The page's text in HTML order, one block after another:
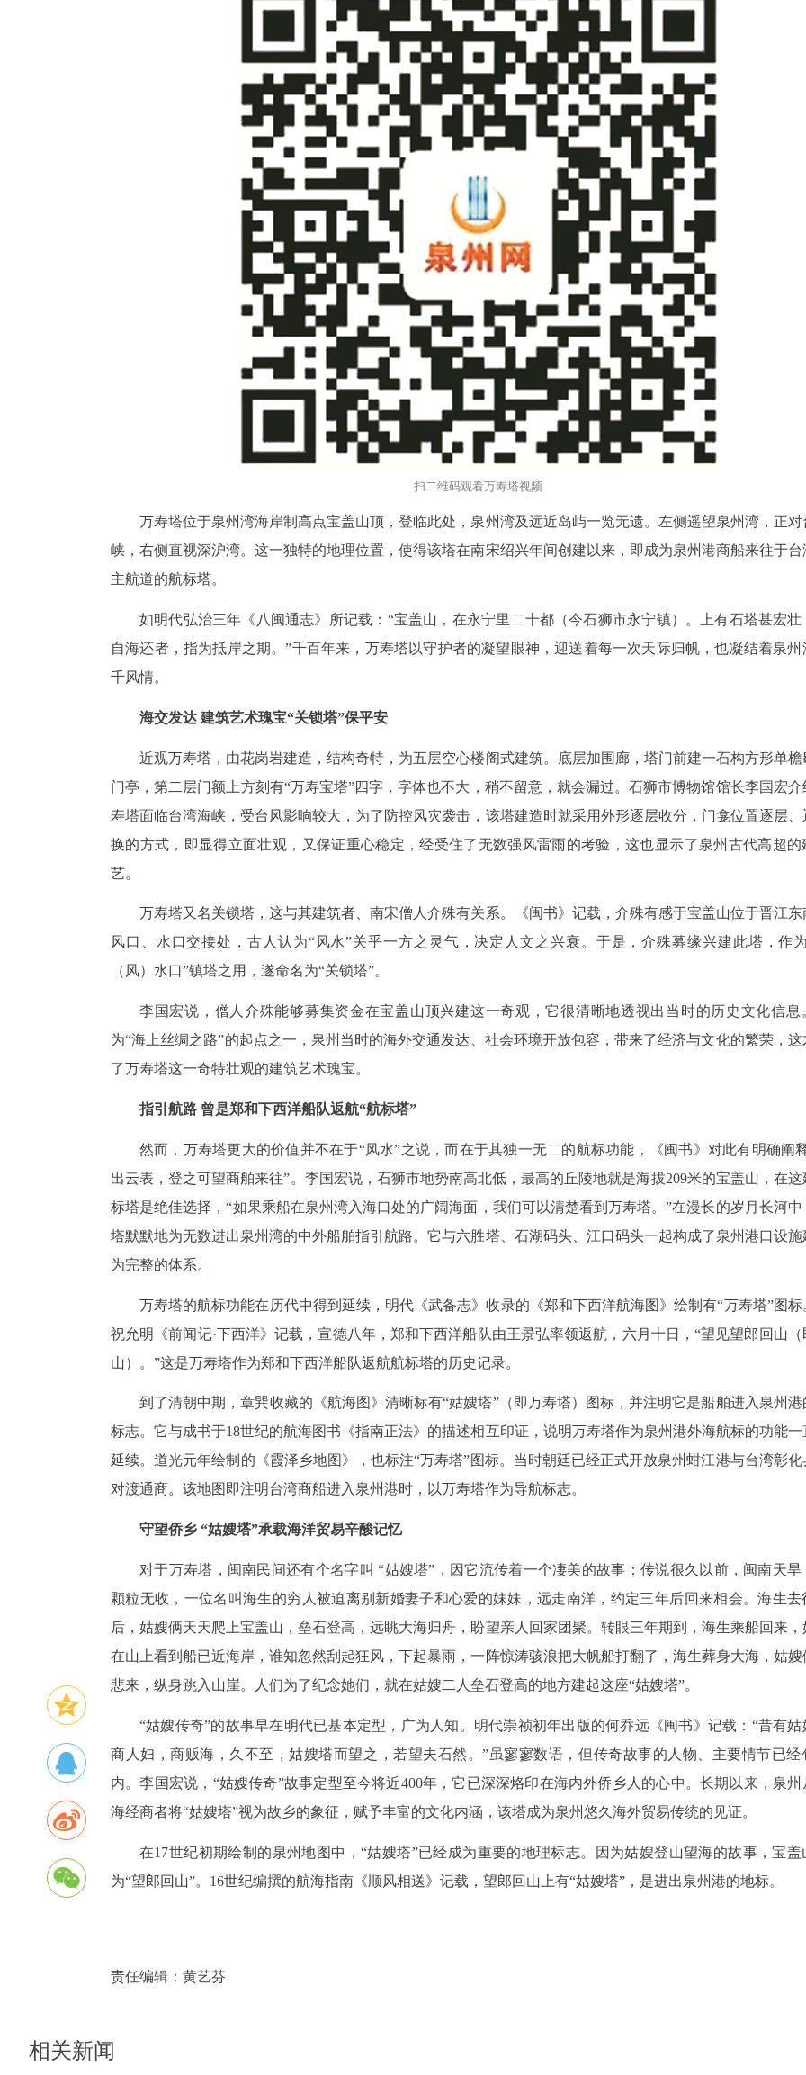
扫二维码观看万寿塔视频
万寿塔位于泉州湾海岸制高点宝盖山顶，登临此处，泉州湾及远近岛屿一览无遗。左侧遥望泉州湾，正对
峡，右侧直视深沪湾。这一独特的地理位置，使得该塔在南宋绍兴年间创建以来，即成为泉州港商船来往于台
主航道的航标塔。
如明代弘治三年《八闽通志》所记载：“宝盖山，在永宁里二十都（今石狮市永宁镇）。上有石塔甚宏壮
自海还者，指为抵岸之期。”千百年来，万寿塔以守护者的凝望眼神，迎送着每一次天际归帆，也凝结着泉州
千风情。
海交发达 建筑艺术瑰宝“关锁塔”保平安
近观万寿塔，由花岗岩建造，结构奇特，为五层空心楼阁式建筑。底层加围廊，塔门前建一石构方形单檐
门亭，第二层门额上方刻有“万寿宝塔”四字，字体也不大，稍不留意，就会漏过。石狮市博物馆馆长李国宏介
寿塔面临台湾海峡，受台风影响较大，为了防控风灾袭击，该塔建造时就采用外形逐层收分，门龛位置逐层、
换的方式，即显得立面壮观，又保证重心稳定，经受住了无数强风雷雨的考验，这也显示了泉州古代高超的
艺。
万寿塔又名关锁塔，这与其建筑者、南宋僧人介殊有关系。《闽书》记载，介殊有感于宝盖山位于晋江东
风口、水口交接处，古人认为“风水”关乎一方之灵气，决定人文之兴衰。于是，介殊募缘兴建此塔，作
（风）水口”镇塔之用，遂命名为“关锁塔”。
李国宏说，僧人介殊能够募集资金在宝盖山顶兴建这一奇观，它很清晰地透视出当时的历史文化信息
为“海上丝绸之路”的起点之一，泉州当时的海外交通发达、社会环境开放包容，带来了经济与文化的繁荣，这
了万寿塔这一奇特壮观的建筑艺术瑰宝。
指引航路 曾是郑和下西洋船队返航“航标塔”
然而，万寿塔更大的价值并不在于“风水”之说，而在于其独一无二的航标功能，《闽书》对此有明确阐
出云表，登之可望商舶来往”。李国宏说，石狮市地势南高北低，最高的丘陵地就是海拔209米的宝盖山，在这
标塔是绝佳选择，“如果乘船在泉州湾入海口处的广阔海面，我们可以清楚看到万寿塔。”在漫长的岁月长河中
塔默默地为无数进出泉州湾的中外船舶指引航路。它与六胜塔、石湖码头、江口码头一起构成了泉州港口设施
为完整的体系。
万寿塔的航标功能在历代中得到延续，明代《武备志》收录的《郑和下西洋航海图》绘制有“万寿塔”图标
祝允明《前闻记·下西洋》记载，宣德八年，郑和下西洋船队由王景弘率领返航，六月十日，“望见望郎回山（
山）。”这是万寿塔作为郑和下西洋船队返航航标塔的历史记录。
到了清朝中期，章巽收藏的《航海图》清晰标有“姑嫂塔”（即万寿塔）图标，并注明它是船舶进入泉州港
标志。它与成书于18世纪的航海图书《指南正法》的描述相互印证，说明万寿塔作为泉州港外海航标的功能一
延续。道光元年绘制的《霞泽乡地图》，也标注“万寿塔”图标。当时朝廷已经正式开放泉州蚶江港与台湾彰化
对渡通商。该地图即注明台湾商船进入泉州港时，以万寿塔作为导航标志。
守望侨乡 “姑嫂塔”承载海洋贸易辛酸记忆
对于万寿塔，闽南民间还有个名字叫 “姑嫂塔”，因它流传着一个凄美的故事：传说很久以前，闽南天旱
颗粒无收，一位名叫海生的穷人被迫离别新婚妻子和心爱的妹妹，远走南洋，约定三年后回来相会。海生去
后，姑嫂俩天天爬上宝盖山，垒石登高，远眺大海归舟，盼望亲人回家团聚。转眼三年期到，海生乘船回来，
在山上看到船已近海岸，谁知忽然刮起狂风，下起暴雨，一阵惊涛骇浪把大帆船打翻了，海生葬身大海，姑嫂
悲来，纵身跳入山崖。人们为了纪念她们，就在姑嫂二人垒石登高的地方建起这座“姑嫂塔”。
“姑嫂传奇”的故事早在明代已基本定型，广为人知。明代崇祯初年出版的何乔远《闽书》记载：“昔有姑
商人妇，商贩海，久不至，姑嫂塔而望之，若望夫石然。”虽寥寥数语，但传奇故事的人物、主要情节已经
内。李国宏说，“姑嫂传奇”故事定型至今将近400年，它已深深烙印在海内外侨乡人的心中。长期以来，泉州
海经商者将“姑嫂塔”视为故乡的象征，赋予丰富的文化内涵，该塔成为泉州悠久海外贸易传统的见证。
在17世纪初期绘制的泉州地图中，“姑嫂塔”已经成为重要的地理标志。因为姑嫂登山望海的故事，宝盖
为“望郎回山”。16世纪编撰的航海指南《顺风相送》记载，望郎回山上有“姑嫂塔”，是进出泉州港的地标。
责任编辑： 黄艺芬
相关新闻